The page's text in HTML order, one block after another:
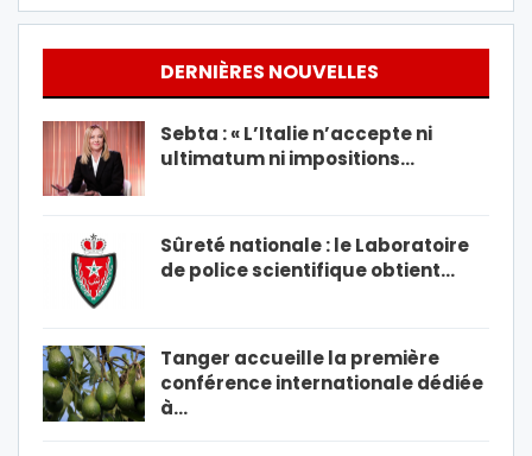
DERNIÈRES NOUVELLES
Sebta : « L’Italie n’accepte ni
ultimatum ni impositions…
Sûreté nationale : le Laboratoire
de police scientifique obtient…
Tanger accueille la première
conférence internationale dédiée
à…